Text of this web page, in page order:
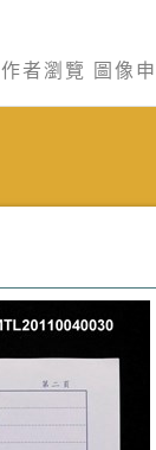
作者瀏覽 圖像